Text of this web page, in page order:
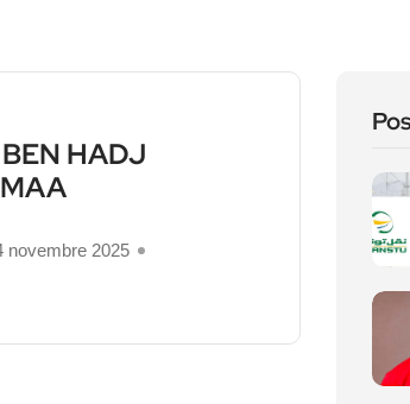
HADJ
novembre 2025